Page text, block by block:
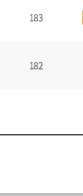
183
182